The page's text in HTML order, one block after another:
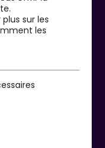
sur les
les